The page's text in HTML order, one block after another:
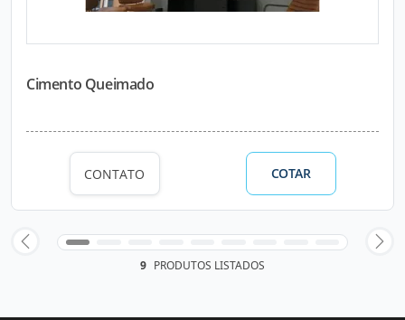
Cimento Queimado
CONTATO COTAR
9 PRODUTOS LISTADOS